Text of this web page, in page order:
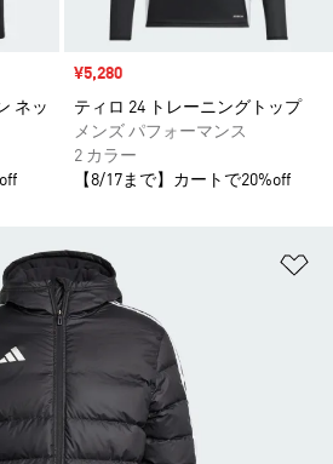
ネッ
セール価格
¥5,280
ティロ 24 トレーニングトップ
メンズ パフォーマンス
2 カラー
【8/17まで】カートで20%off